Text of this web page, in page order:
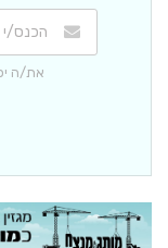
את/ה